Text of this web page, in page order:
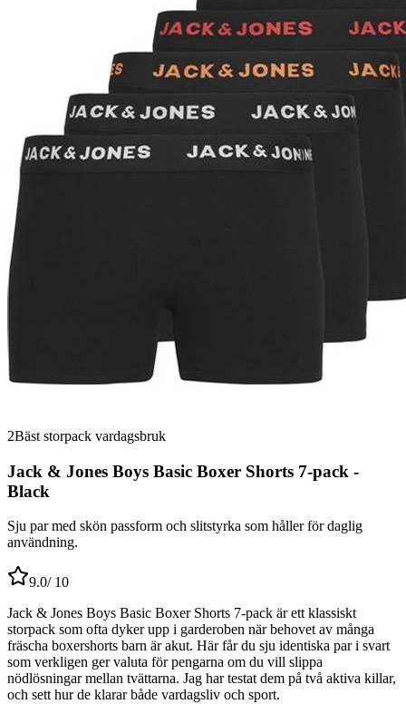
2Bäst storpack vardagsbruk
Jack & Jones Boys Basic Boxer Shorts 7-pack -
Black
Sju par med skön passform och slitstyrka som håller för daglig
användning.
9.0/ 10
Jack & Jones Boys Basic Boxer Shorts 7-pack är ett klassiskt
storpack som ofta dyker upp i garderoben när behovet av många
fräscha boxershorts barn är akut. Här får du sju identiska par i svart
som verkligen ger valuta för pengarna om du vill slippa
nödlösningar mellan tvättarna. Jag har testat dem på två aktiva killar,
och sett hur de klarar både vardagsliv och sport.